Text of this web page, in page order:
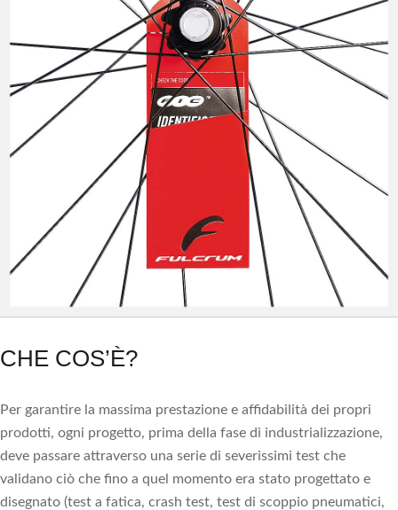
CHE COS’È?
Per garantire la massima prestazione e affidabilità dei propri
prodotti, ogni progetto, prima della fase di industrializzazione,
deve passare attraverso una serie di severissimi test che
validano ciò che fino a quel momento era stato progettato e
disegnato (test a fatica, crash test, test di scoppio pneumatici,